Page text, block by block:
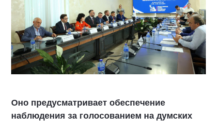
Оно предусматривает обеспечение
наблюдения за голосованием на думских